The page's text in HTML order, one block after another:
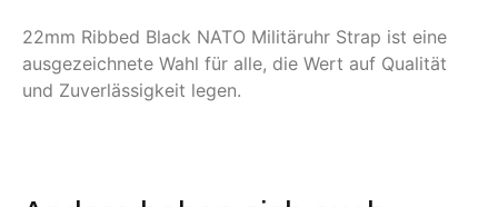
22mm Ribbed Black NATO Militäruhr Strap ist eine
ausgezeichnete Wahl für alle, die Wert auf Qualität
und Zuverlässigkeit legen.